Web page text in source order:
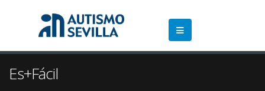
Es+Fácil